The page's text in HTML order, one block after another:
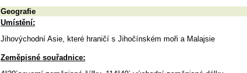
Geografie
Umístění:
Jihovýchodní Asie, které hraničí s Jihočínském moři a Malajsie
Zeměpisné souřadnice: